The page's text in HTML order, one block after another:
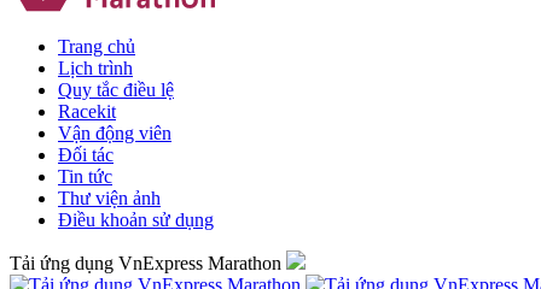
Trang chủ
Lịch trình
Quy tắc điều lệ
Racekit
Vận động viên
Đối tác
Tin tức
Thư viện ảnh
Điều khoản sử dụng
Tải ứng dụng VnExpress Marathon